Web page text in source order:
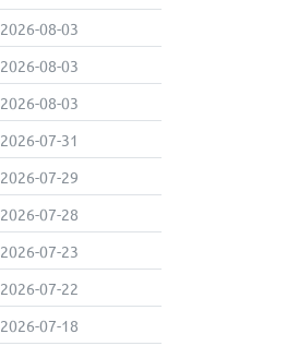
2026-08-03
2026-08-03
2026-08-03
2026-07-31
2026-07-29
2026-07-28
2026-07-23
2026-07-22
2026-07-18